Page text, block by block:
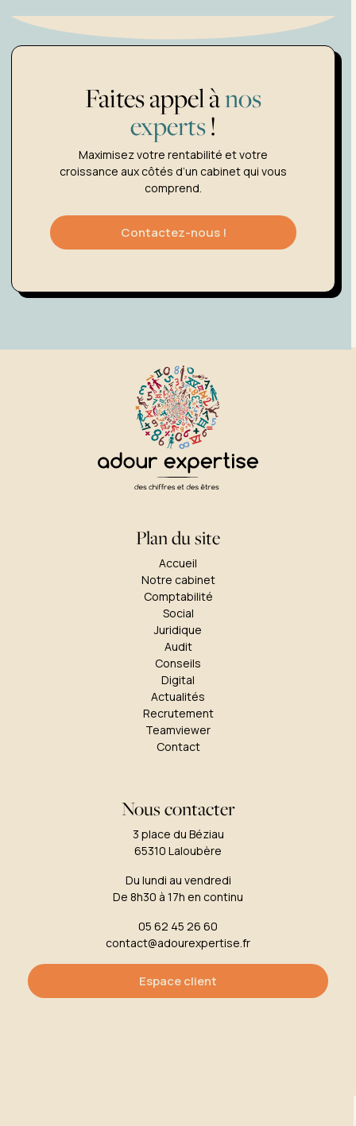
Faites appel ànos
experts!
Maximisez votre rentabilité et votre
croissance aux côtés d’un cabinet qui vous
comprend.
Contactez-nous !
Plan du site
Accueil
Notre cabinet
Comptabilité
Social
Juridique
Audit
Conseils
Digital
Actualités
Recrutement
Teamviewer
Contact
Nous contacter
3 place du Béziau
65310 Laloubère
Du lundi au vendredi
De 8h30 à 17h en continu
05 62 45 26 60
contact@adourexpertise.fr
Espace client